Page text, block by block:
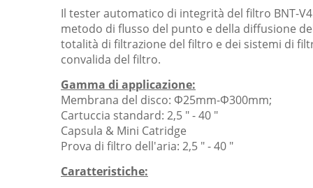
Il tester automatico di integrità del filtro BNT-
metodo di flusso del punto e della diffusione
totalità di filtrazione del filtro e dei sistemi di
convalida del filtro.
Gamma di applicazione:
Membrana del disco: Φ25mm-Φ300mm;
Cartuccia standard: 2,5 ″ - 40 ″
Capsula & Mini Catridge
Prova di filtro dell'aria: 2,5 ″ - 40 ″
Caratteristiche: